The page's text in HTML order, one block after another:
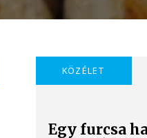
KÖZÉLET
Egy furcsa